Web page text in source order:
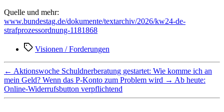
Quelle und mehr:
www.bundestag.de/dokumente/textarchiv/2026/kw24-de-
strafprozessordnung-1181868
Schlagwörter
Visionen / Forderungen
← Aktionswoche Schuldnerberatung gestartet: Wie komme ich an
mein Geld? Wenn das P-Konto zum Problem wird → Ab heute:
Online-Widerrufsbutton verpflichtend